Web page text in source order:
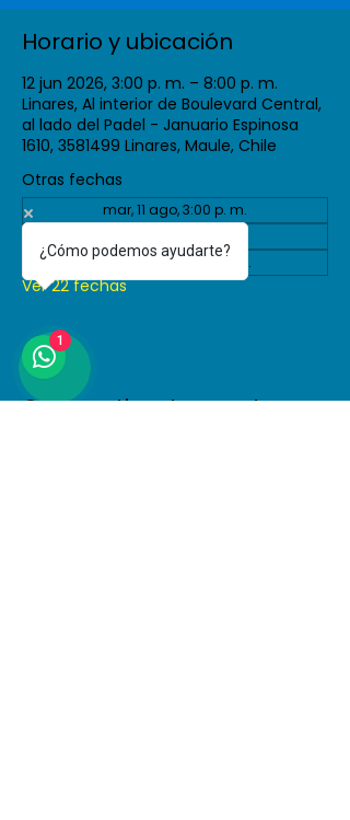
Horario y ubicación
12 jun 2026, 3:00 p. m. – 8:00 p. m.
Linares, Al interior de Boulevard Central,
al lado del Padel - Januario Espinosa
1610, 3581499 Linares, Maule, Chile
Otras fechas
mar, 11 ago, 3:00 p. m.
mar, 08 sept, 3:00 p. m.
Ver 22 fechas
Compartir este evento
¿Cómo podemos ayudarte?
1